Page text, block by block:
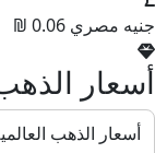
جنيه مصري 0.06 ₪
أسعار
أسعار الذهب